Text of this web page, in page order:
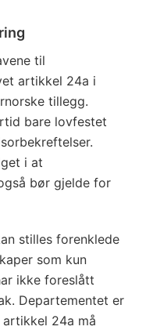
til
artikkel 24a i
tillegg.
bare lovfestet
i at
bør gjelde for
stilles forenklede
som kun
ikke foreslått
Departementet er
24a må